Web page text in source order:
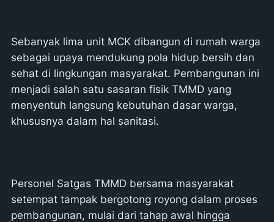
Sebanyak lima unit MCK dibangun di rumah warga
sebagai upaya mendukung pola hidup bersih dan
sehat di lingkungan masyarakat. Pembangunan ini
menjadi salah satu sasaran fisik TMMD yang
menyentuh langsung kebutuhan dasar warga,
khususnya dalam hal sanitasi.
Personel Satgas TMMD bersama masyarakat
setempat tampak bergotong royong dalam proses
pembangunan, mulai dari tahap awal hingga